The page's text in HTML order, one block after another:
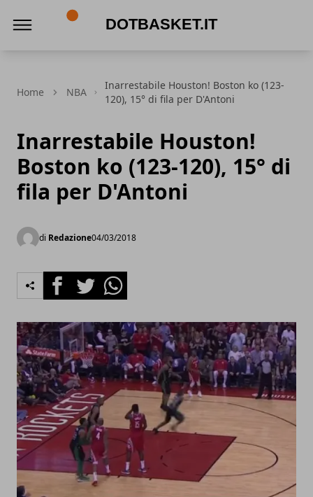
Home NBA
Inarrestabile Houston! Boston ko (123-
120), 15° di fila per D'Antoni
Inarrestabile Houston!
Boston ko (123-120), 15° di
fila per D'Antoni
di Redazione04/03/2018
FacebookTwitterWhatsapp